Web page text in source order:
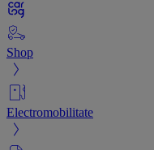
Shop
Electromobilitate